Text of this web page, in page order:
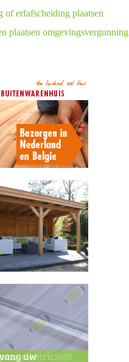
of erfafscheiding plaatsen
plaatsen omgevingsvergunning